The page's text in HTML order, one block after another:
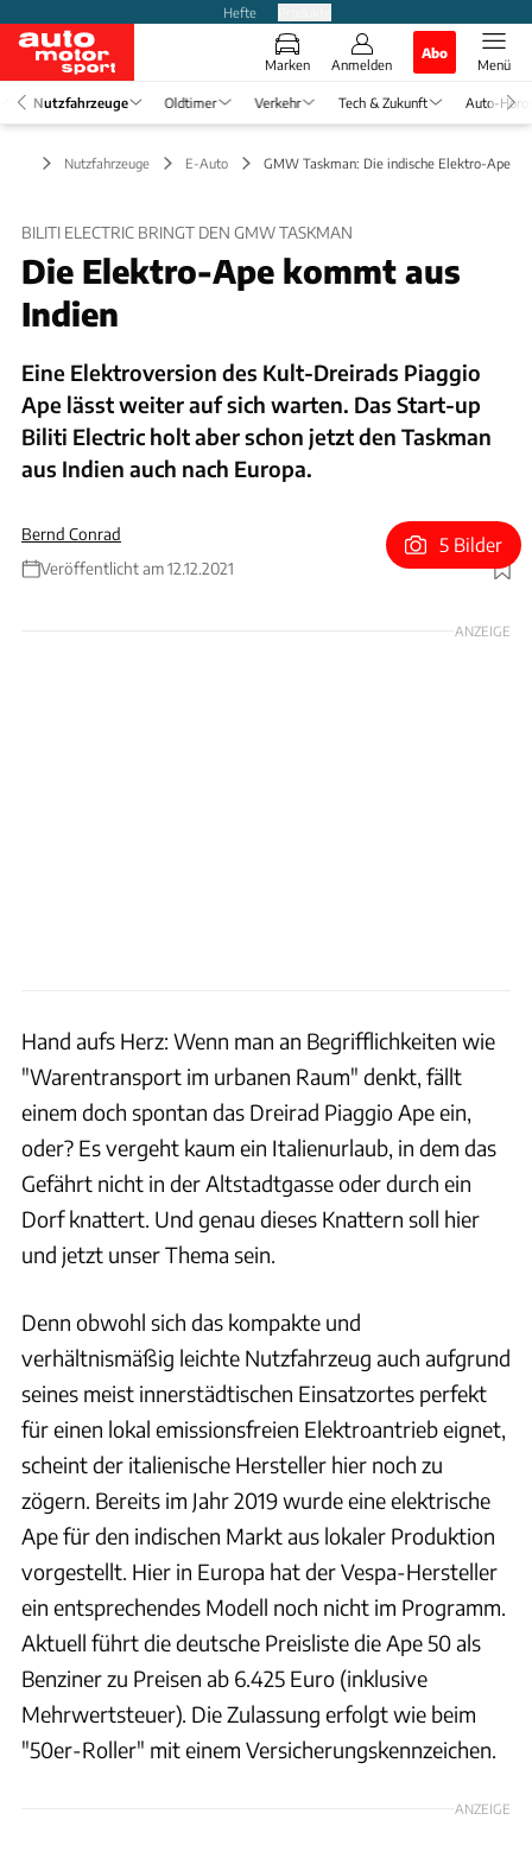
Hefte
Marken Anmelden
Abo
Menü
Nutzfahrzeuge Oldtimer Verkehr Tech & Zukunft Auto-
Nutzfahrzeuge E-Auto GMW Taskman: Die indische Elektro-Ape
BILITI ELECTRIC BRINGT DEN GMW TASKMAN
Die Elektro-Ape kommt aus
Indien
Eine Elektroversion des Kult-Dreirads Piaggio
Ape lässt weiter auf sich warten. Das Start-up
Biliti Electric holt aber schon jetzt den Taskman
aus Indien auch nach Europa.
Bernd Conrad
Veröffentlicht am 12.12.2021
Foto: Biliti Electric
5 Bilder
ANZEIGE
Hand aufs Herz: Wenn man an Begrifflichkeiten wie
"Warentransport im urbanen Raum" denkt, fällt
einem doch spontan das Dreirad Piaggio Ape ein,
oder? Es vergeht kaum ein Italienurlaub, in dem das
Gefährt nicht in der Altstadtgasse oder durch ein
Dorf knattert. Und genau dieses Knattern soll hier
und jetzt unser Thema sein.
Denn obwohl sich das kompakte und
verhältnismäßig leichte Nutzfahrzeug auch aufgrund
seines meist innerstädtischen Einsatzortes perfekt
für einen lokal emissionsfreien Elektroantrieb eignet,
scheint der italienische Hersteller hier noch zu
zögern. Bereits im Jahr 2019 wurde eine elektrische
Ape für den indischen Markt aus lokaler Produktion
vorgestellt. Hier in Europa hat der Vespa-Hersteller
ein entsprechendes Modell noch nicht im Programm.
Aktuell führt die deutsche Preisliste die Ape 50 als
Benziner zu Preisen ab 6.425 Euro (inklusive
Mehrwertsteuer). Die Zulassung erfolgt wie beim
"50er-Roller" mit einem Versicherungskennzeichen.
ANZEIGE